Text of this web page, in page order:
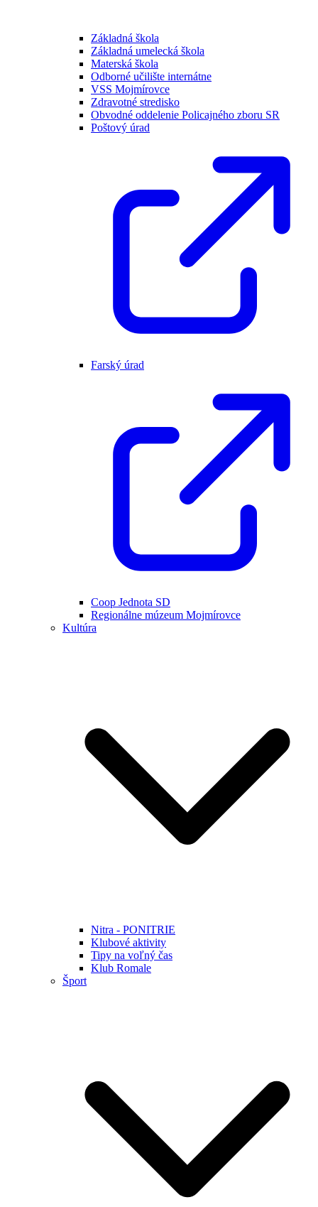
Základná škola
Základná umelecká škola
Materská škola
Odborné učilište internátne
VSS Mojmírovce
Zdravotné stredisko
Obvodné oddelenie Policajného zboru SR
Poštový úrad
Farský úrad
Coop Jednota SD
Regionálne múzeum Mojmírovce
Kultúra
Nitra - PONITRIE
Klubové aktivity
Tipy na voľný čas
Klub Romale
Šport